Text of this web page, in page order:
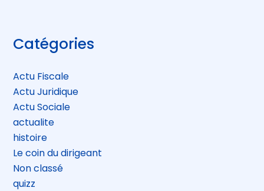
Blog
sidebar
Catégories
Actu Fiscale
Actu Juridique
Actu Sociale
actualite
histoire
Le coin du dirigeant
Non classé
quizz